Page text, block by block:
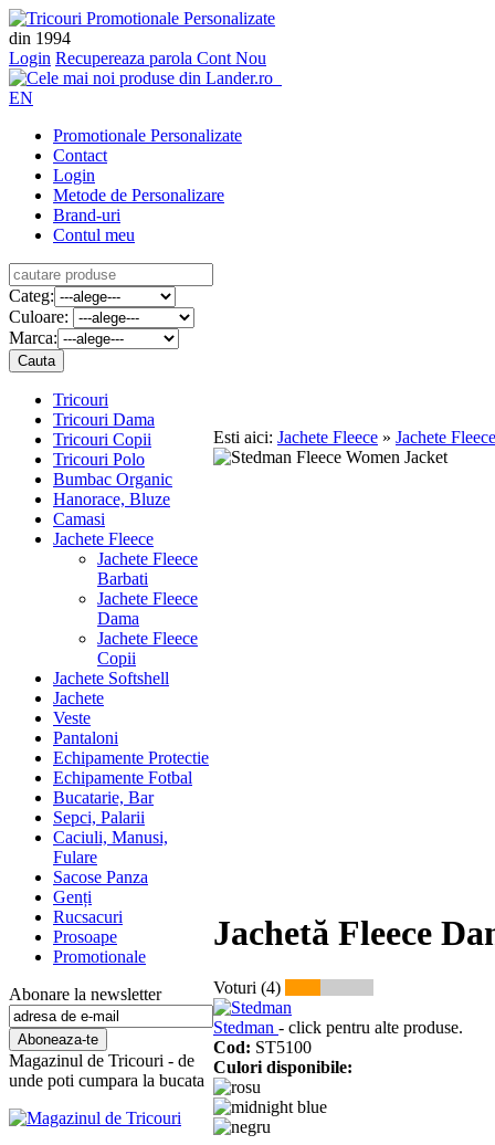
din 1994
Login Recupereaza parola Cont Nou
EN
Promotionale Personalizate
Contact
Login
Metode de Personalizare
Brand-uri
Contul meu
Categ:
Culoare:
Marca:
Tricouri
Tricouri Dama
Tricouri Copii
Tricouri Polo
Bumbac Organic
Hanorace, Bluze
Camasi
Jachete Fleece
Jachete Fleece
Barbati
Jachete Fleece
Dama
Jachete Fleece
Copii
Jachete Softshell
Jachete
Veste
Pantaloni
Echipamente Protectie
Echipamente Fotbal
Bucatarie, Bar
Sepci, Palarii
Caciuli, Manusi,
Fulare
Sacose Panza
Genți
Rucsacuri
Prosoape
Promotionale
Abonare la newsletter
Magazinul de Tricouri - de
unde poti cumpara la bucata
Esti aici: Jachete Fleece » Jachete
Jachetă Fleece
Voturi (4)
Stedman - click pentru alte produse.
Cod: ST5100
Culori disponibile: